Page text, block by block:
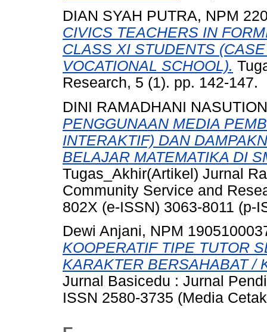
DIAN SYAH PUTRA, NPM
CIVICS TEACHERS IN
CLASS XI STUDENTS
VOCATIONAL SCHOOL).
Research, 5 (1). pp. 142-147.
DINI RAMADHANI
PENGGUNAAN MEDIA
INTERAKTIF) DAN
BELAJAR MATEMATIKA DI
Tugas_Akhir(Artikel) Jurnal
Community Service and
802X (e-ISSN) 3063-8011 (p-
Dewi Anjani, NPM
KOOPERATIF TIPE TUTOR
KARAKTER BERSAHABAT /
Jurnal Basicedu : Jurnal
ISSN 2580-3735 (Media